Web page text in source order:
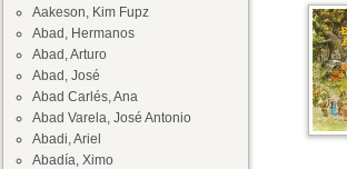
Aakeson, Kim Fupz
Abad, Hermanos
Abad, Arturo
Abad, José
Abad Carlés, Ana
Abad Varela, José Antonio
Abadi, Ariel
Abadía, Ximo